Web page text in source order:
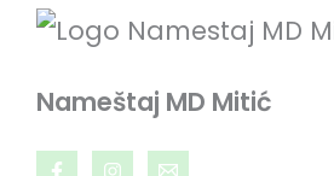
Nameštaj MD Mitić